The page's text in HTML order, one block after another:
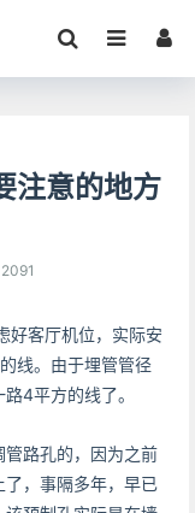
注意的地方
2091
好客厅机位，实际安
线。由于埋管管径
4平方的线了。
路孔的，因为之前
，事隔多年，早已